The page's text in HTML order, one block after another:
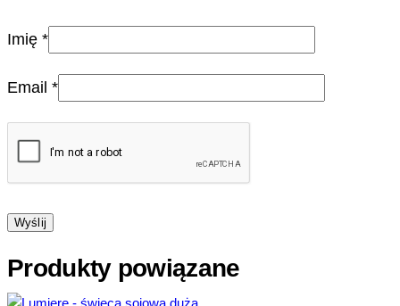
Imię *
Email *
Produkty powiązane